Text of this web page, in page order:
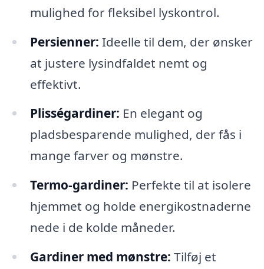
mulighed for fleksibel lyskontrol.
Persienner: Ideelle til dem, der ønsker
at justere lysindfaldet nemt og
effektivt.
Plisségardiner: En elegant og
pladsbesparende mulighed, der fås i
mange farver og mønstre.
Termo-gardiner: Perfekte til at isolere
hjemmet og holde energikostnaderne
nede i de kolde måneder.
Gardiner med mønstre: Tilføj et